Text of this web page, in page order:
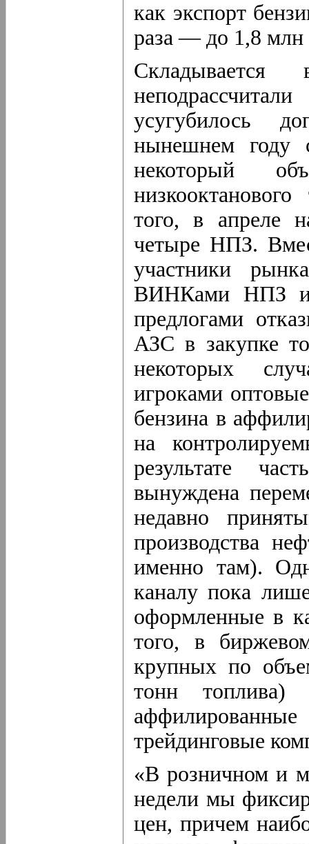
как экспорт
раза — до 1,8 млн
Складывается
усугубилось
нынешнем году
некоторый
того, в апреле
четыре НПЗ.
участники
ВИНКами НПЗ и
предлогами
АЗС в закупке
некоторых
игроками
бензина в
на
результате
вынуждена
недавно
производства
именно там).
каналу пока
оформленные в
того, в
крупных по
тонн
трейдинговые
«В розничном и
недели мы
цен, причем